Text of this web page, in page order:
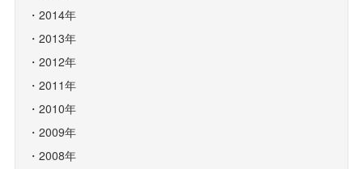
2014年
2013年
2012年
2011年
2010年
2009年
2008年